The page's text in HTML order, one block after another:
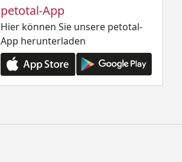
petotal-App
Hier können Sie unsere petotal-
App herunterladen